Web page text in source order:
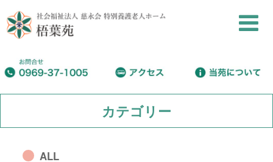
カテゴリー
ALL